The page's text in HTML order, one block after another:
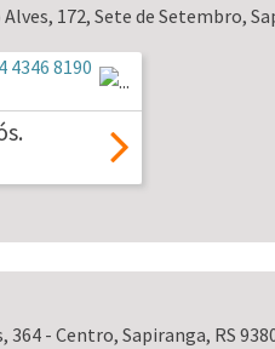
172, Sete de Setembro,
364 - Centro, Sapiranga, RS